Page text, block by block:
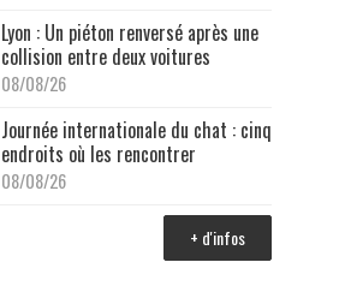
Lyon : Un piéton renversé après une
collision entre deux voitures
08/08/26
Journée internationale du chat : cinq
endroits où les rencontrer
08/08/26
+ d'infos